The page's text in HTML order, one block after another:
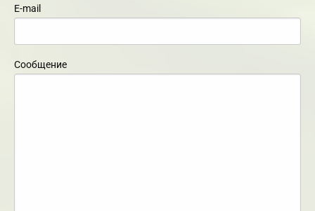
E-mail
Сообщение